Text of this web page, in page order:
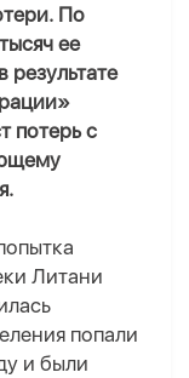
По
ее
потерь с
Литани
попали
и были